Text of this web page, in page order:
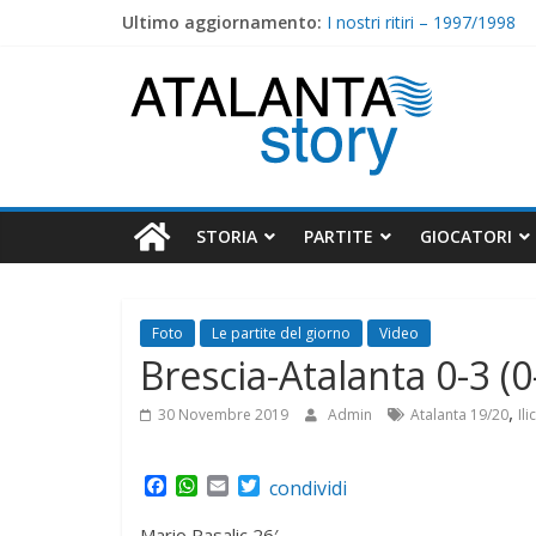
Ultimo aggiornamento: I nostri ritiri – 1997/1998
I nostri ritiri – 1998/1999
1999/2000 : Nippo Nappi
Massese-Atalanta 0-1 (0-0)
Atalanta
STORIA PARTITE GIOCATORI
Foto Le partite del giorno Video
Brescia-Atalanta 0-3
30 Novembre 2019 Admin Atalanta 19/20,
c
W
a
E
a
T
i
condividi